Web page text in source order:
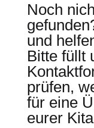
Noch
und
Bitte füllt
prüfen,
für eine
eurer